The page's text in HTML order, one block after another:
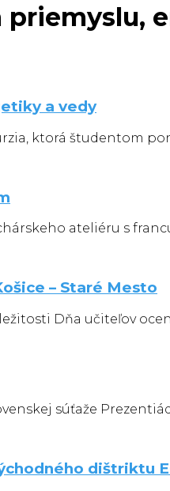
a vedy
ktorá študentom
ateliéru s
– Staré Mesto
Dňa učiteľov
súťaže
dištriktu